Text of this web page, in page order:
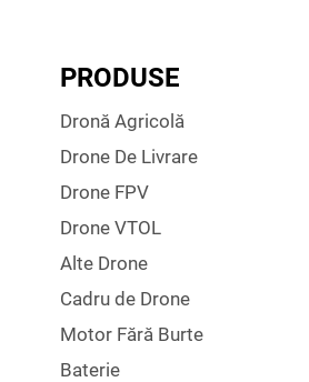
PRODUSE
Dronă Agricolă
Drone De Livrare
Drone FPV
Drone VTOL
Alte Drone
Cadru de Drone
Motor Fără Burte
Baterie